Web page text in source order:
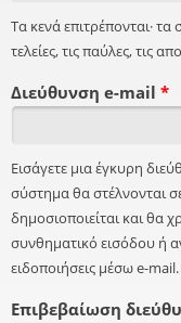
Τα κενά επιτρέπονται· τα
τελείες, τις παύλες, τις
Διεύθυνση e-mail *
Εισάγετε μια έγκυρη
σύστημα θα στέλνονται
δημοσιοποιείται και θα
συνθηματικό εισόδου ή
ειδοποιήσεις μέσω e-mail.
Επιβεβαίωση